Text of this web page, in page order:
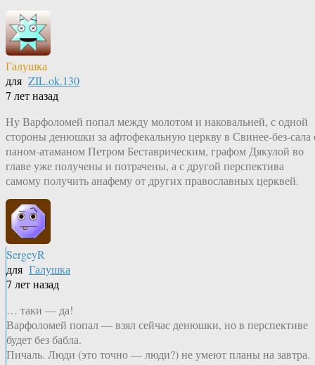
Галушка
для ZIL.ok.130
7 лет назад
Ну Варфоломей попал между молотом и наковальней, с одной
стороны денюшки за афтофекальную церкву в Свинее-без-сала
паном-атаманом Петром Беставрическим, графом Дякулой во
главе уже получены и потрачены, а с другой перспектива
самому получить анафему от других православных церквей.
SergeyR
для Галушка
7 лет назад
… таки — да!
Варфоломей попал — взял сейчас денюшки, но в перспективе
будет без бабла.
Пичаль. Люди (это точно — люди?) не умеют планы на завтра.